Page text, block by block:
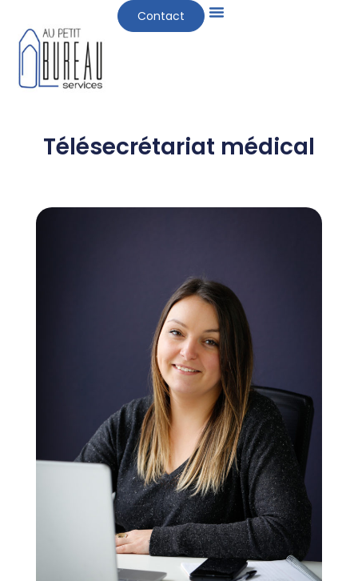
Contact
Télésecrétariat médical
Cookies management panel